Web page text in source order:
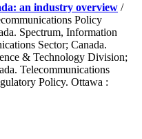
an industry overview /
Policy
Spectrum, Information
Sector; Canada.
& Technology Division;
Telecommunications
Policy. Ottawa :